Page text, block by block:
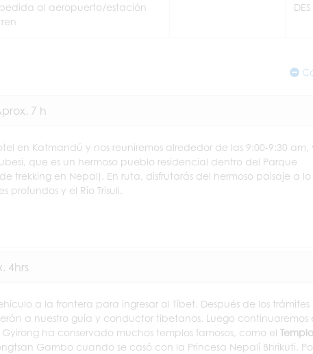
al aeropuerto/estación
DES
7 h
en Katmandú y nos reuniremos alrededor de las 9:00-9:30 am,
que es un hermoso pueblo residencial dentro del Parque
trekking en Nepal). En ruta, disfrutarás del hermoso paisaje a lo
y el Río Trisuli.
4hrs
a la frontera para ingresar al Tíbet. Después de los trámites
a nuestro guía y conductor tibetanos. Luego continuaremos
ha conservado muchos templos famosos, como el Templo
Gambo cuando se casó con la Princesa Nepalí Bhrikuti.